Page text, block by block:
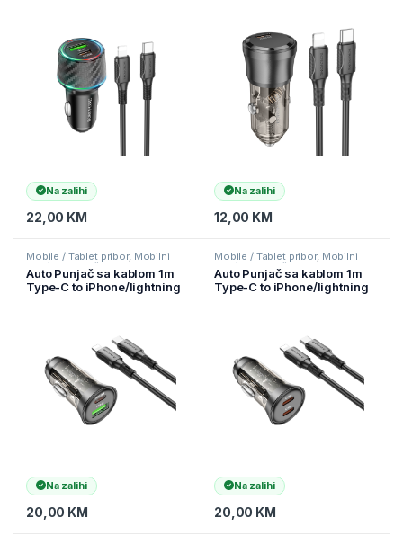
C car set black
Na zalihi
22,00 KM
car set transparent black
Na zalihi
12,00 KM
Mobile / Tablet pribor, Mobilni
Uređaji Punjači
Auto Punjač sa kablom 1m
Type-C to iPhone/lightning
Na zalihi
20,00 KM
Mobile / Tablet pribor, Mobilni
Uređaji Punjači
Auto Punjač sa kablom 1m
Type-C to iPhone/lightning
Na zalihi
20,00 KM